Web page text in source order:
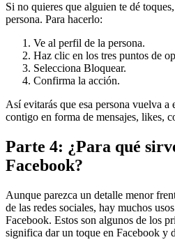
Si no quieres que alguien te dé
persona. Para hacerlo:
Ve al perfil de la persona.
Haz clic en los tres puntos de
Selecciona Bloquear.
Confirma la acción.
Así evitarás que esa persona vuelva
contigo en forma de mensajes, likes,
Parte 4: ¿Para qué
Facebook?
Aunque parezca un detalle menor
de las redes sociales, hay muchos
Facebook. Estos son algunos de los
significa dar un toque en Facebook y